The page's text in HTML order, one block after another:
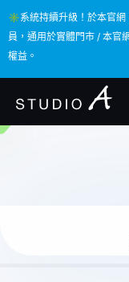
✳️系統持續升級！於本官網
員，通用於實體門市 / 本官
權益。
✳️系統持續升級！於本官網
員，通用於實體門市 / 本官
權益。